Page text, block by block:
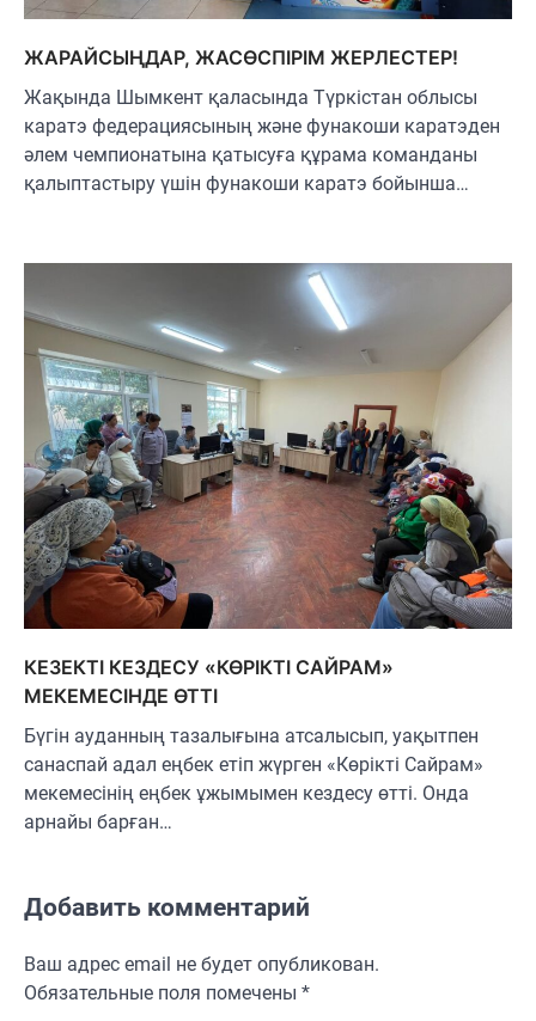
ЖАРАЙСЫҢДАР, ЖАСӨСПІРІМ ЖЕРЛЕСТЕР!
Жақында Шымкент қаласында Түркістан облысы
каратэ федерациясының және фунакоши каратэден
әлем чемпионатына қатысуға құрама команданы
қалыптастыру үшін фунакоши каратэ бойынша…
КЕЗЕКТІ КЕЗДЕСУ «КӨРІКТІ САЙРАМ»
МЕКЕМЕСІНДЕ ӨТТІ
Бүгін ауданның тазалығына атсалысып, уақытпен
санаспай адал еңбек етіп жүрген «Көрікті Сайрам»
мекемесінің еңбек ұжымымен кездесу өтті. Онда
арнайы барған…
Добавить комментарий
Ваш адрес email не будет опубликован.
Обязательные поля помечены *